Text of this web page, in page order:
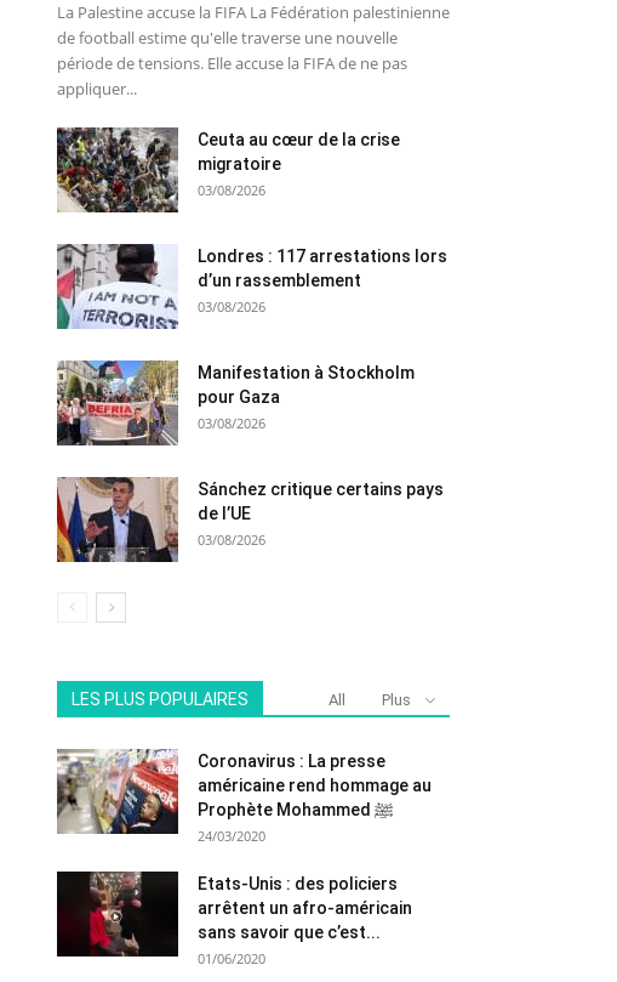
La Palestine accuse la FIFA La Fédération palestinienne
de football estime qu'elle traverse une nouvelle
période de tensions. Elle accuse la FIFA de ne pas
appliquer...
Ceuta au cœur de la crise
migratoire
03/08/2026
Londres : 117 arrestations lors
d’un rassemblement
03/08/2026
Manifestation à Stockholm
pour Gaza
03/08/2026
Sánchez critique certains pays
de l’UE
03/08/2026
LES PLUS POPULAIRES All Plus
Coronavirus : La presse
américaine rend hommage au
Prophète Mohammed ﷺ
24/03/2020
Etats-Unis : des policiers
arrêtent un afro-américain
sans savoir que c’est...
01/06/2020